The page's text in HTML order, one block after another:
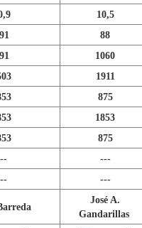
10,5
88
1060
1911
875
1853
875
---
---
José A.
Gandarillas